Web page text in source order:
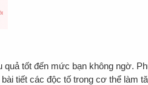
tốt đến mức bạn không ngờ.
tiết các độc tố trong cơ thể làm